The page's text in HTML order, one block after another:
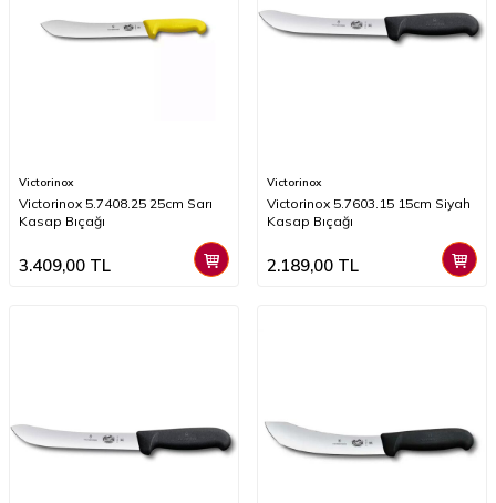
Victorinox
Victorinox 5.7408.25 25cm Sarı
Kasap Bıçağı
3.409,00 TL
Victorinox
Victorinox 5.7603.15 15cm Siyah
Kasap Bıçağı
2.189,00 TL